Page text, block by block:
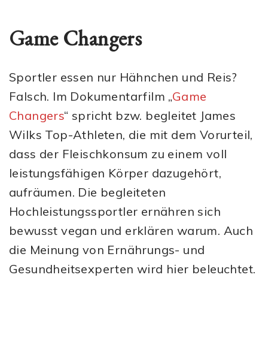
Game Changers
Sportler essen nur Hähnchen und Reis?
Falsch. Im Dokumentarfilm „Game
Changers“ spricht bzw. begleitet James
Wilks Top-Athleten, die mit dem Vorurteil,
dass der Fleischkonsum zu einem voll
leistungsfähigen Körper dazugehört,
aufräumen. Die begleiteten
Hochleistungssportler ernähren sich
bewusst vegan und erklären warum. Auch
die Meinung von Ernährungs- und
Gesundheitsexperten wird hier beleuchtet.